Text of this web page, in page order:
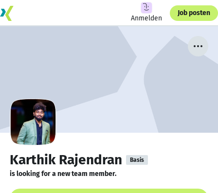
Anmelden
Job posten
Karthik Rajendran Basis
is looking for a new team member.